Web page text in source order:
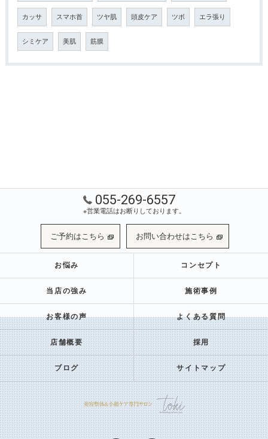
カッサ スマホ首 ツヤ肌 頭皮ケア ツボ エラ張り
シミケア 美肌 筋膜
055-269-6557
※営業電話はお断りしております。
ご予約はこちら お問い合わせはこちら
お悩み コンセプト
当店の強み 施術事例
お客様の声 よくある質問
店舗概要 採用
ブログ サイトマップ